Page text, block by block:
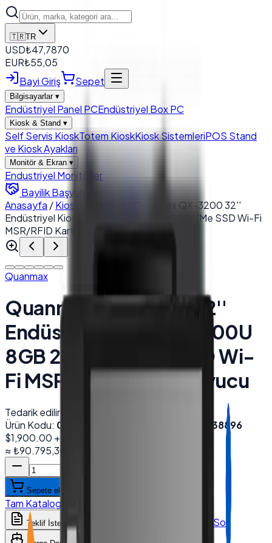
🇹🇷TR
USD₺47,7870
EUR₺55,05
Bayi Giriş
Sepet
Bilgisayarlar ▾
Endüstriyel Panel PCEndüstriyel Box PC
Kiosk & Stand ▾
Self Servis KioskTotem KioskKiosk SistemleriPOS Stand
ve Kiosk Ayakları
Monitör & Ekran ▾
Endustriyel Monitörler
Bayilik Başvurusu
Anasayfa /Kiosk Sistemleri
Quanmax QX-3200 32''
Endüstriyel Kiosk I5 4200U 8GB 256GB NVMe SSD Wi-Fi
MSR/RFID Kart Okuyucu
Quanmax
Quanmax QX-3200 32''
Endüstriyel Kiosk I5 4200U
8GB 256GB NVMe SSD Wi-
Fi MSR/RFID Kart Okuyucu
Tedarik edilir
Ürün Kodu: 003889
2000000038896
$1,900.00 + KDV
≈₺90.795,30
Sepete ekle
Tam Katalog
Teklif İste WhatsApp'tan Sor